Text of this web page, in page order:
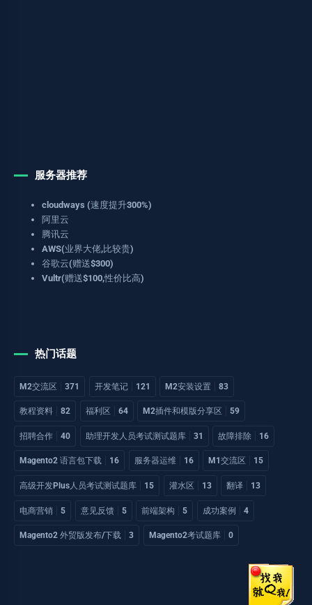
服务器推荐
cloudways (速度提升300%)
阿里云
腾讯云
AWS(业界大佬,比较贵)
谷歌云(赠送$300)
Vultr(赠送$100,性价比高)
热门话题
M2交流区 371 开发笔记 121 M2安装设置 83
教程资料 82 福利区 64 M2插件和模版分享区 59
招聘合作 40 助理开发人员考试测试题库 31 故障排除 16
Magento2 语言包下载 16 服务器运维 16 M1交流区 15
高级开发Plus人员考试测试题库 15 灌水区 13 翻译 13
电商营销 5 意见反馈 5 前端架构 5 成功案例 4
Magento2 外贸版发布/下载 3 Magento2考试题库 0